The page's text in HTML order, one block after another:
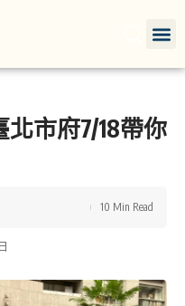
市府7/18帶你
10 Min Read